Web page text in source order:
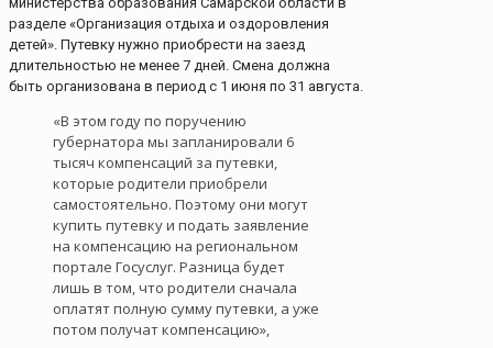
разделе «Организация отдыха и оздоровления
детей». Путевку нужно приобрести на заезд
длительностью не менее 7 дней. Смена должна
быть организована в период с 1 июня по 31 августа.
«В этом году по поручению
губернатора мы запланировали 6
тысяч компенсаций за путевки,
которые родители приобрели
самостоятельно. Поэтому они могут
купить путевку и подать заявление
на компенсацию на региональном
портале Госуслуг. Разница будет
лишь в том, что родители сначала
оплатят полную сумму путевки, а уже
потом получат компенсацию»,